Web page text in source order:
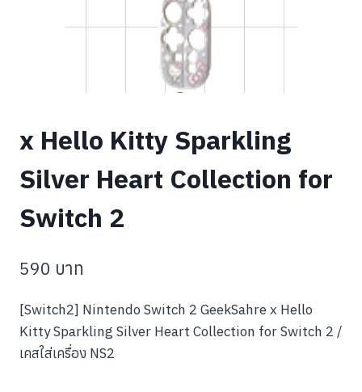
x Hello Kitty Sparkling
Silver Heart Collection for
Switch 2
590 บาท
[Switch2] Nintendo Switch 2 GeekSahre x Hello
Kitty Sparkling Silver Heart Collection for Switch 2 /
เคสใส่เครื่อง NS2